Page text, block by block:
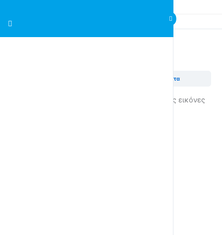
Ασκήσεις στην 7η Ενότητα
Με το ποντίκι σας να σύρετε και να αφήσετε τις εικόνες